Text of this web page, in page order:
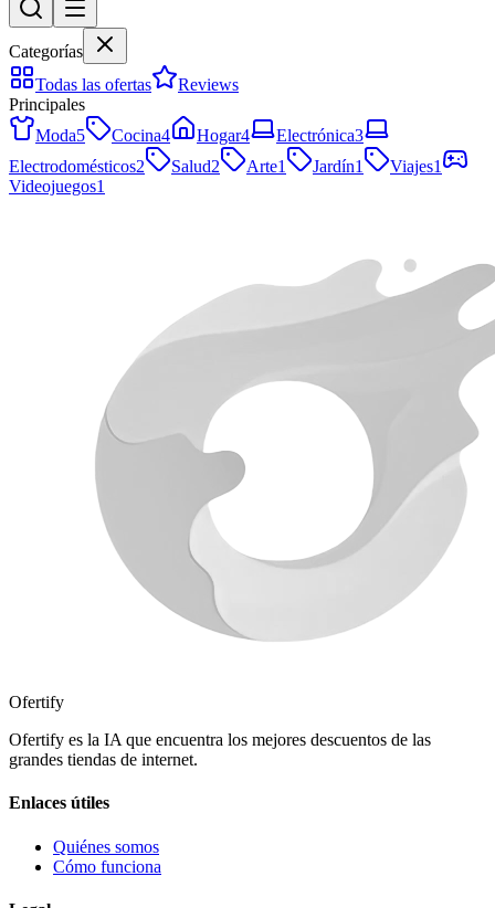
Categorías
Todas las ofertas
Reviews
Principales
Moda5 Cocina4 Hogar4 Electrónica3
Electrodomésticos2 Salud2 Arte1 Jardín1 Viajes1
Videojuegos1
Ofertify
Ofertify es la IA que encuentra los mejores descuentos de las
grandes tiendas de internet.
Enlaces útiles
Quiénes somos
Cómo funciona